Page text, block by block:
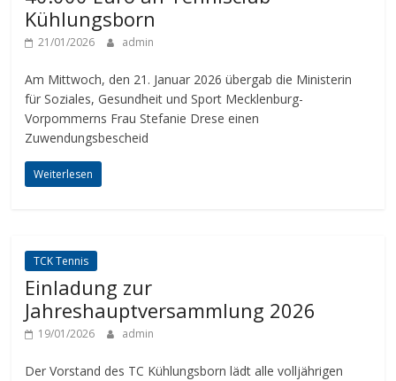
Kühlungsborn
21/01/2026 admin
Am Mittwoch, den 21. Januar 2026 übergab die Ministerin
für Soziales, Gesundheit und Sport Mecklenburg-
Vorpommerns Frau Stefanie Drese einen
Zuwendungsbescheid
Weiterlesen
TCK Tennis
Einladung zur
Jahreshauptversammlung 2026
19/01/2026 admin
Der Vorstand des TC Kühlungsborn lädt alle volljährigen